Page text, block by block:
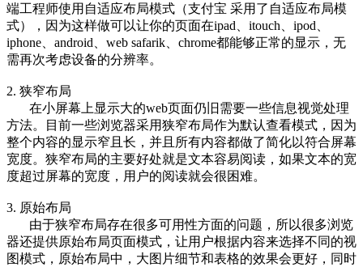
端工程师使用自适应布局模式（支付宝 采用了自适应布局模
式），因为这样做可以让你的页面在ipad、itouch、ipod、
iphone、android、web safarik、chrome都能够正常的显示，无
需再次考虑设备的分辨率。
2. 狭窄布局
在小屏幕上显示大的web页面仍旧需要一些信息视觉处理
方法。目前一些浏览器采用狭窄布局作为默认查看模式，因为
整个内容的显示窄且长，并且所有内容都做了简化以符合屏幕
宽度。狭窄布局的主要好处就是文本容易阅读，如果文本的宽
度超过屏幕的宽度，用户的阅读就会很困难。
3. 原始布局
由于狭窄布局存在很多可用性方面的问题，所以很多浏览
器还提供原始布局页面模式，让用户根据内容来选择不同的视
图模式，原始布局中，大图片细节和表格的效果会更好，同时